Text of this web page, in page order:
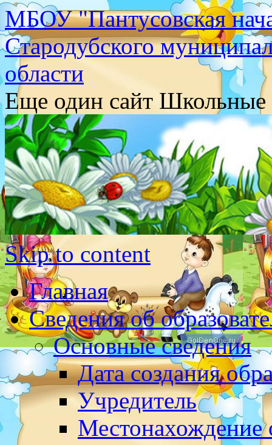
МБОУ "Пантусовская
Стародубского
области
Еще один сайт Школьные
Skip to content
Главная
Сведения об
Основные сведения
Дата создания
Учредитель
Местонахождение